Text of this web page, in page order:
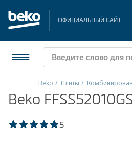
ОФИЦИАЛЬНЫЙ САЙТ
Холодильники и
Стиральные и
Beko Плиты
Beko FFSS52010GS
5